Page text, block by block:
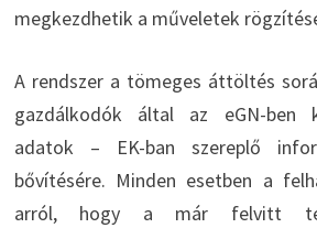
megkezdhetik a műveletek
A rendszer a tömeges áttöltés
gazdálkodók által az eGN-ben
adatok – EK-ban szereplő
bővítésére. Minden esetben a
arról, hogy a már felvitt